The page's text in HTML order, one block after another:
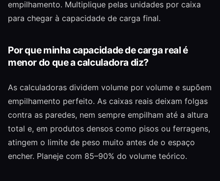
empilhamento. Multiplique pelas unidades por caixa
para chegar à capacidade de carga final.
Por que minha capacidade de carga real é
menor do que a calculadora diz?
As calculadoras dividem volume por volume e supõem
empilhamento perfeito. As caixas reais deixam folgas
contra as paredes, nem sempre empilham até a altura
total e, em produtos densos como pisos ou ferragens,
atingem o limite de peso muito antes de o espaço
encher. Planeje com 85–90% do volume teórico.